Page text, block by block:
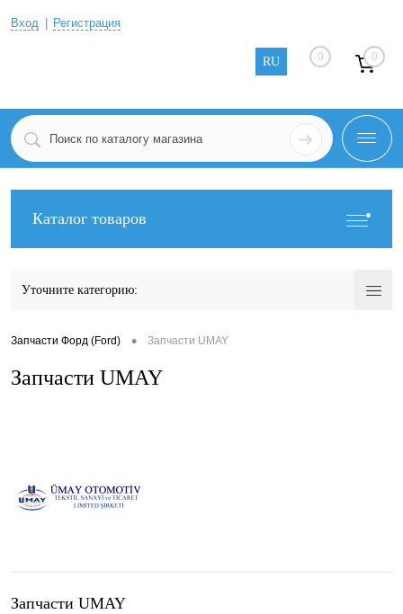
Вход Регистрация
RU 0 0
Каталог товаров
Уточните категорию:
Запчасти Форд (Ford) • Запчасти UMAY
Запчасти UMAY
Запчасти UMAY